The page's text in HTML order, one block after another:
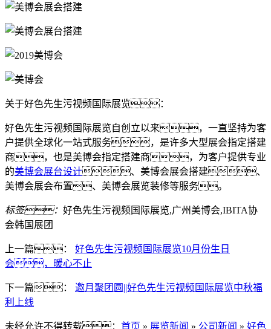
关于好色先生污视频国际展览：
好色先生污视频国际展览自创立以来，一直坚持为客
户提供全球化一站式服务，是许多大型展会指定搭建
商，也是美博会指定搭建商，为客户提供专业
的美博会展台设计、美博会展会搭建、
美博会展会布置、美博会展览装修等服务。
标签： 好色先生污视频国际展览,广州美博会,IBITA协
会韩国展团
上一篇： 好色先生污视频国际展览10月份生日
会，暖心不止
下一篇： 邀月聚团圆||好色先生污视频国际展览中秋福
利上线
未经允许不得转载： 首页 » 展览新闻 » 公司新闻 » 好色